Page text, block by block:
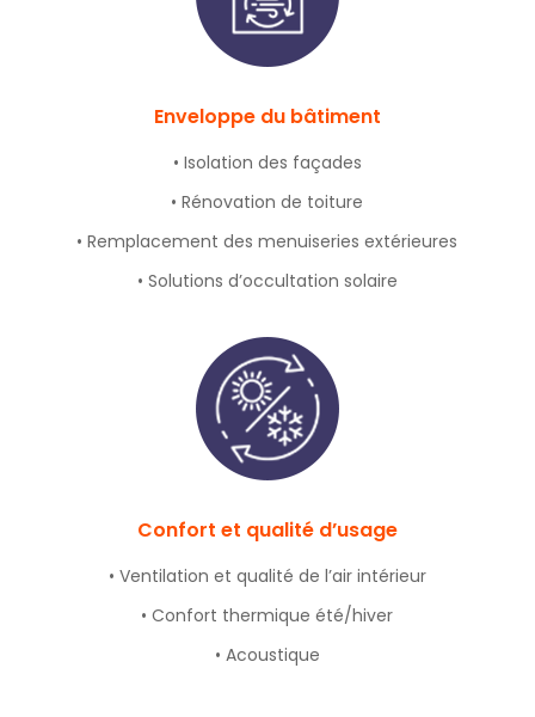
Enveloppe du bâtiment
• Isolation des façades
• Rénovation de toiture
• Remplacement des menuiseries extérieures
• Solutions d’occultation solaire
Confort et qualité d’usage
• Ventilation et qualité de l’air intérieur
• Confort thermique été/hiver
• Acoustique